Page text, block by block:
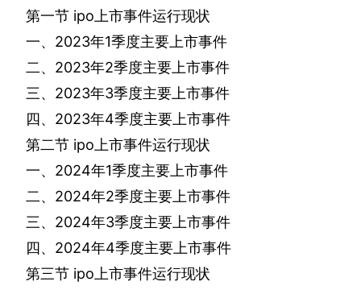
第一节 ipo 上市事件运行现状
一、 2023年1季度主要上市事件
二、 2023年2季度主要上市事件
三、 2023年3季度主要上市事件
四、 2023年4季度主要上市事件
第二节 ipo 上市事件运行现状
一、 2024年1季度主要上市事件
二、 2024年2季度主要上市事件
三、 2024年3季度主要上市事件
四、 2024年4季度主要上市事件
第三节 ipo 上市事件运行现状